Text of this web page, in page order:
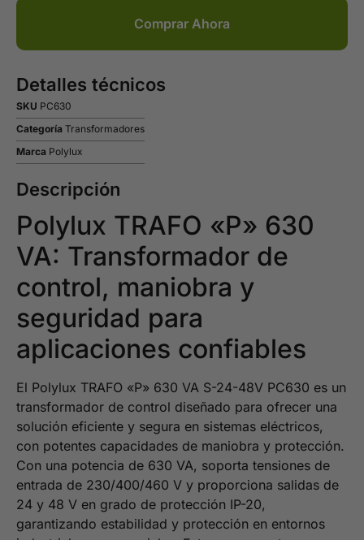
Comprar Ahora
Detalles técnicos
SKU PC630
Categoría Transformadores
Marca Polylux
Descripción
Polylux TRAFO «P» 630
VA: Transformador de
control, maniobra y
seguridad para
aplicaciones confiables
El Polylux TRAFO «P» 630 VA S-24-48V PC630 es un
transformador de control diseñado para ofrecer una
solución eficiente y segura en sistemas eléctricos,
con potentes capacidades de maniobra y protección.
Con una potencia de 630 VA, soporta tensiones de
entrada de 230/400/460 V y proporciona salidas de
24 y 48 V en grado de protección IP-20,
garantizando estabilidad y protección en entornos